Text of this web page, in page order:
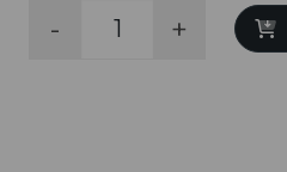
- +